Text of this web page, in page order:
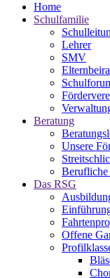
Home
Schulfamilie
Lehrer
SMV
Beratung
Unsere
Das RSG
Offene